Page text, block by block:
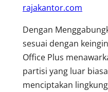
rajakantor.com
Dengan
sesuai dengan
Office Plus
partisi yang luar
menciptakan